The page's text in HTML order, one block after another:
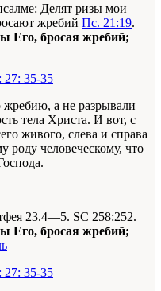
Делят ризы мои
жребий Пс. 21:19.
Его, бросая жребий;
35-35
а не разрывали
тела Христа. И вот, с
живого, слева и справа
роду человеческому, что
23.4—5. SC 258:252.
Его, бросая жребий;
35-35